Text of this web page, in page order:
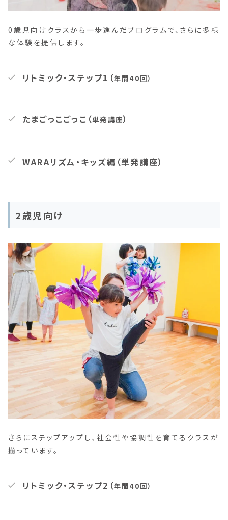
0歳児向けクラスから一歩進んだプログラムで、さらに多様
な体験を提供します。
リトミック・ステップ1（年間40回）
たまごっこごっこ（単発講座）
WARAリズム・キッズ編 （単発講座）
2歳児向け
さらにステップアップし、社会性や協調性を育てるクラスが
揃っています。
リトミック・ステップ2（年間40回）